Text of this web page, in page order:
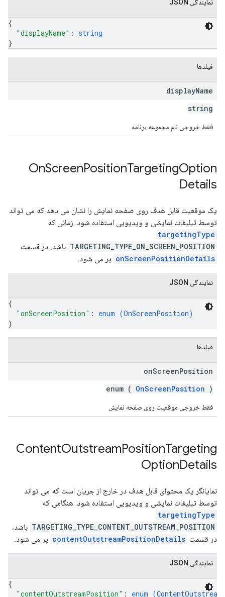
نمایندگی JSON
{
"displayName" : string
}
فیلدها
displayName
string
فقط خروجی نام مجموعه برنامه
OnScreenPositionTargetingOption
Details
یک موقعیت قابل هدف روی صفحه نمایش را نشان می دهد که می تواند
توسط تبلیغات نمایشی و ویدیویی استفاده شود. زمانی که
targetingType
TARGETING_TYPE_ON_SCREEN_POSITION باشد، در قسمت
onScreenPositionDetails پر می شود.
نمایندگی JSON
{
"onScreenPosition" : enum (OnScreenPosition)
}
فیلدها
onScreenPosition
enum ( OnScreenPosition )
فقط خروجی موقعیت روی صفحه نمایش
ContentOutstreamPositionTargeting
OptionDetails
نمایانگر یک محتوای قابل هدف در خارج از جریان است که می تواند
توسط تبلیغات نمایشی و ویدیویی استفاده شود. هنگامی که
targetingType
TARGETING_TYPE_CONTENT_OUTSTREAM_POSITION باشد،
در قسمت contentOutstreamPositionDetails پر می شود.
نمایندگی JSON
{
"contentOutstreamPosition" : enum (